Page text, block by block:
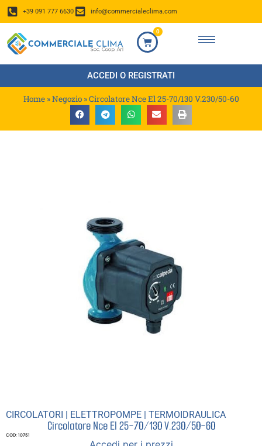
+39 091 777 6630 info@commercialeclima.com
0
ACCEDI O REGISTRATI
Home»Negozio»Circolatore Nce El 25-70/130 V.230/50-60
CIRCOLATORI | ELETTROPOMPE | TERMOIDRAULICA
Circolatore Nce El 25-70/130 V.230/50-60
COD: 10751